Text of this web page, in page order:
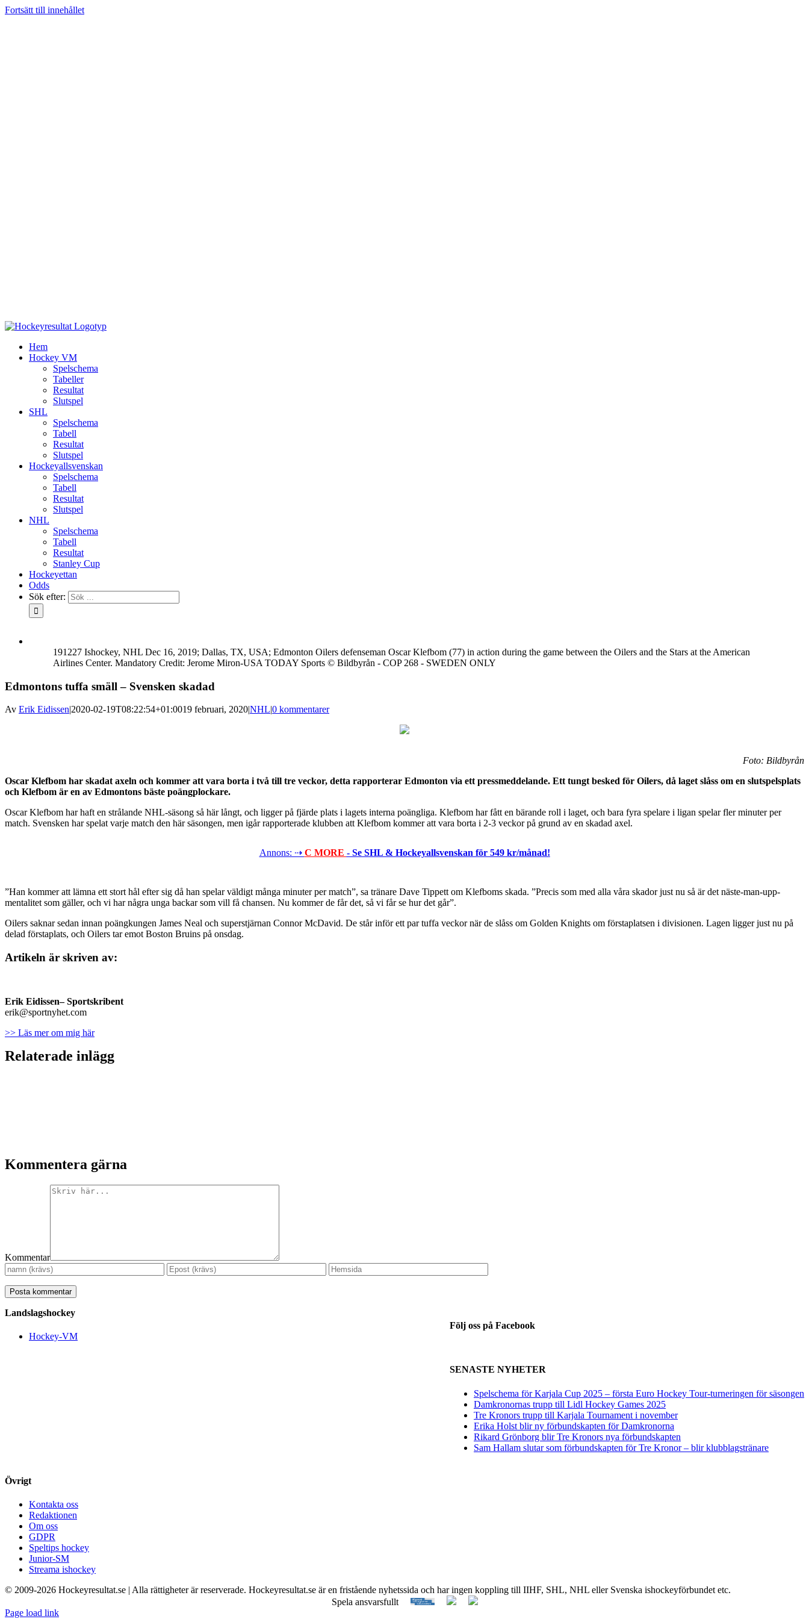
Fortsätt till innehållet
Hem
Hockey VM
Spelschema
Tabeller
Resultat
Slutspel
SHL
Spelschema
Tabell
Resultat
Slutspel
Hockeyallsvenskan
Spelschema
Tabell
Resultat
Slutspel
NHL
Spelschema
Tabell
Resultat
Stanley Cup
Hockeyettan
Odds
Sök efter:
191227 Ishockey, NHL Dec 16, 2019; Dallas, TX, USA; Edmonton Oilers defenseman Oscar Klefbom (77) in action during the game between the Oilers and the Stars at the American
Airlines Center. Mandatory Credit: Jerome Miron-USA TODAY Sports © Bildbyrån - COP 268 - SWEDEN ONLY
Edmontons tuffa smäll – Svensken skadad
Av Erik Eidissen|2020-02-19T08:22:54+01:0019 februari, 2020|NHL|0 kommentarer
Foto: Bildbyrån
Oscar Klefbom har skadat axeln och kommer att vara borta i två till tre veckor, detta rapporterar Edmonton via ett pressmeddelande. Ett tungt besked för Oilers, då laget slåss om en slutspelsplats
och Klefbom är en av Edmontons bäste poängplockare.
Oscar Klefbom har haft en strålande NHL-säsong så här långt, och ligger på fjärde plats i lagets interna poängliga. Klefbom har fått en bärande roll i laget, och bara fyra spelare i ligan spelar fler minuter per
match. Svensken har spelat varje match den här säsongen, men igår rapporterade klubben att Klefbom kommer att vara borta i 2-3 veckor på grund av en skadad axel.
Annons: ⇢ C MORE - Se SHL & Hockeyallsvenskan för 549 kr/månad!
”Han kommer att lämna ett stort hål efter sig då han spelar väldigt många minuter per match”, sa tränare Dave Tippett om Klefboms skada. ”Precis som med alla våra skador just nu så är det näste-man-upp-
mentalitet som gäller, och vi har några unga backar som vill få chansen. Nu kommer de får det, så vi får se hur det går”.
Oilers saknar sedan innan poängkungen James Neal och superstjärnan Connor McDavid. De står inför ett par tuffa veckor när de slåss om Golden Knights om förstaplatsen i divisionen. Lagen ligger just nu på
delad förstaplats, och Oilers tar emot Boston Bruins på onsdag.
Artikeln är skriven av:
Erik Eidissen– Sportskribent
erik@sportnyhet.com
>> Läs mer om mig här
Relaterade inlägg
Kommentera gärna
Kommentar
Följ oss på Facebook
SENASTE NYHETER
Spelschema för Karjala Cup 2025 – första Euro Hockey Tour-turneringen för säsongen
Damkronornas trupp till Lidl Hockey Games 2025
Tre Kronors trupp till Karjala Tournament i november
Erika Holst blir ny förbundskapten för Damkronorna
Rikard Grönborg blir Tre Kronors nya förbundskapten
Sam Hallam slutar som förbundskapten för Tre Kronor – blir klubblagstränare
Landslagshockey
Hockey-VM
Övrigt
Kontakta oss
Redaktionen
Om oss
GDPR
Speltips hockey
Junior-SM
Streama ishockey
© 2009-2026 Hockeyresultat.se | Alla rättigheter är reserverade. Hockeyresultat.se är en fristående nyhetssida och har ingen koppling till IIHF, SHL, NHL eller Svenska ishockeyförbundet etc.
Spela ansvarsfullt
Page load link